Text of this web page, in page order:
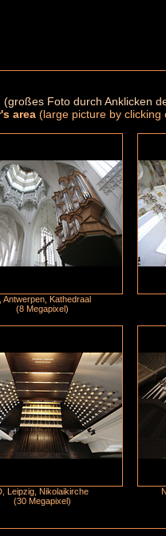
(großes Foto durch Anklicken
area (large picture by clicking
Antwerpen, Kathedraal
(8 Megapixel)
Leipzig, Nikolaikirche
(30 Megapixel)